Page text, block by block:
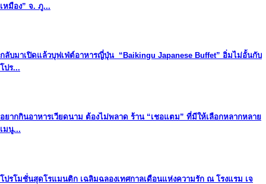
เหมือง” จ. ภู...
กลับมาเปิดแล้วบุฟเฟ่ต์อาหารญี่ปุ่น “Baikingu Japanese Buffet” อิ่มไม่อั้นกับ
โปร...
อยากกินอาหารเวียดนาม ต้องไม่พลาด ร้าน “เชอแตม” ที่มีให้เลือกหลากหลาย
เมนู...
โปรโมชั่นสุดโรแมนติก เฉลิมฉลองเทศกาลเดือนแห่งความรัก ณ โรงแรม เจ